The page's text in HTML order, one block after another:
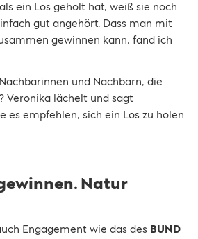
ein Los geholt hat, weiß sie noch
gut angehört. Dass man mit
gewinnen kann, fand ich
und Nachbarn, die
Veronika lächelt und sagt
es empfehlen, sich ein Los zu holen
Natur
Engagement wie das des BUND